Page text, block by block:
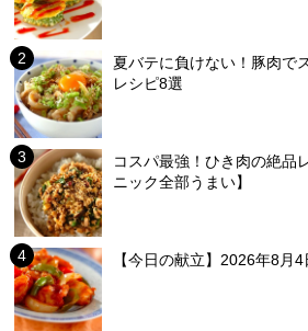
夏バテに負けない！豚肉で
レシピ8選
コスパ最強！ひき肉の絶品
ニック全部うまい】
【今日の献立】2026年8月4